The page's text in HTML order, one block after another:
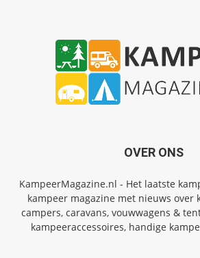
OVER ONS
KampeerMagazine.nl - Het laatste
kampeer magazine met nieuws over
campers, caravans, vouwwagens &
kampeeraccessoires, handige